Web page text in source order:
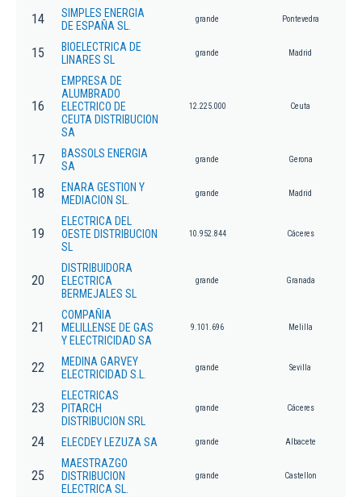
14
SIMPLES ENERGIA
DE ESPAÑA SL.
grande Pontevedra
15
BIOELECTRICA DE
LINARES SL
grande Madrid
16
EMPRESA DE
ALUMBRADO
ELECTRICO DE
CEUTA DISTRIBUCION
SA
12.225.000 Ceuta
17
BASSOLS ENERGIA
SA
grande Gerona
18
ENARA GESTION Y
MEDIACION SL.
grande Madrid
19
ELECTRICA DEL
OESTE DISTRIBUCION
SL
10.952.844 Cáceres
20
DISTRIBUIDORA
ELECTRICA
BERMEJALES SL
grande Granada
21
COMPAÑIA
MELILLENSE DE GAS
Y ELECTRICIDAD SA
9.101.696 Melilla
22
MEDINA GARVEY
ELECTRICIDAD S.L.
grande Sevilla
23
ELECTRICAS
PITARCH
DISTRIBUCION SRL
grande Cáceres
24 ELECDEY LEZUZA SA grande Albacete
25
MAESTRAZGO
DISTRIBUCION
ELECTRICA SL.
grande Castellon